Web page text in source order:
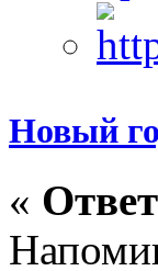
Новый
«